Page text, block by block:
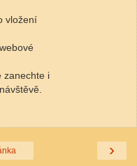
vložení
zanechte i
›